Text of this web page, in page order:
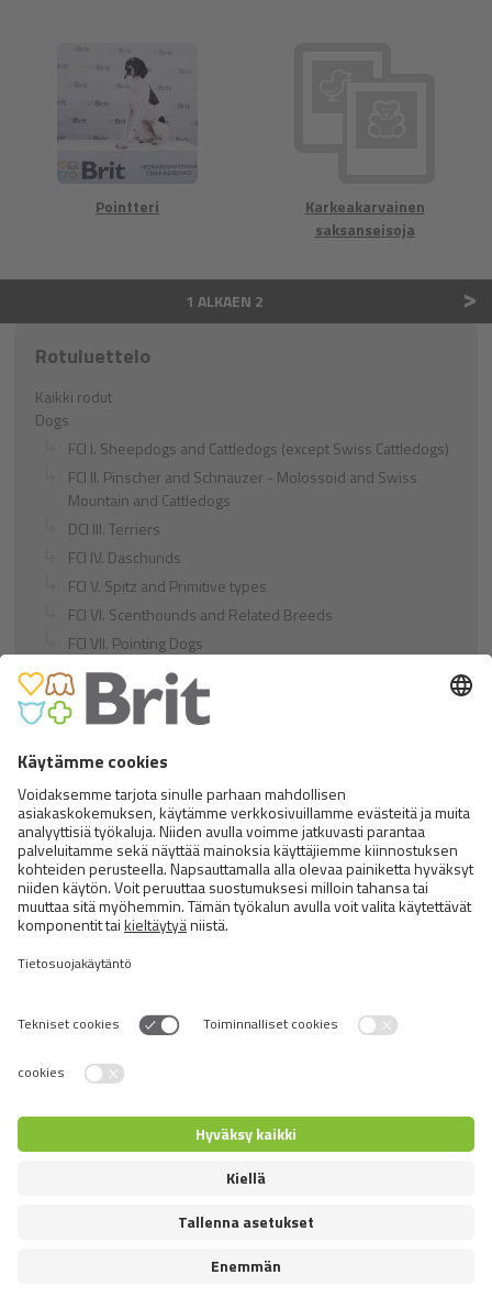
Pointteri
Karkeakarvainen
saksanseisoja
1 ALKAEN 2 >
Rotuluettelo
Kaikki rodut
Dogs
FCI I. Sheepdogs and Cattledogs (except Swiss Cattledogs)
FCI II. Pinscher and Schnauzer - Molossoid and Swiss
Mountain and Cattledogs
DCI III. Terriers
FCI IV. Daschunds
FCI V. Spitz and Primitive types
FCI VI. Scenthounds and Related Breeds
FCI VII. Pointing Dogs
FCI VIII. Retrievers - Flushing Dogs - Water Dogs
FCI IX. Companion and Toy Dogs
FCI X. Sighthounds
FCI Breeds provisionally accepted
Cats
Exotic and Persian Cats
Semi-longhaired Cats
Short-haired and Somali Cats
Siamese and Oriental Cats
Unrecognized Breeds
Switch language
© 2026 VAFO PRAHA s.r.o. Kaikki oikeudet pidätetään